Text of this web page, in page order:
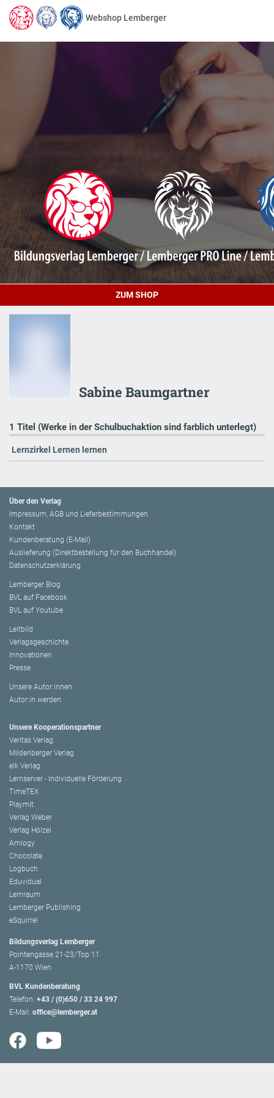
Webshop Lemberger
ZUM SHOP
Sabine Baumgartner
1 Titel (Werke in der Schulbuchaktion sind farblich unterlegt)
Lernzirkel Lernen lernen
Über den Verlag
Impressum, AGB und Lieferbestimmungen
Kontakt
Kundenberatung (E-Mail)
Auslieferung (Direktbestellung für den Buchhandel)
Datenschutzerklärung
Lemberger Blog
BVL auf Facebook
BVL auf Youtube
Leitbild
Verlagsgeschichte
Innovationen
Presse
Unsere Autor:innen
Autor:in werden
Unsere Kooperationspartner
Veritas Verlag
Mildenberger Verlag
elk Verlag
Lernserver - Individuelle Förderung
TimeTEX
Playmit
Verlag Weber
Verlag Hölzel
Amlogy
Chocolate
Logbuch
Eduvidual
Lernraum
Lemberger Publishing
eSquirrel
Bildungsverlag Lemberger
Pointengasse 21-23/Top 11
A-1170 Wien
BVL Kundenberatung
Telefon: +43 / (0)650 / 33 24 997
E-Mail: office@lemberger.at